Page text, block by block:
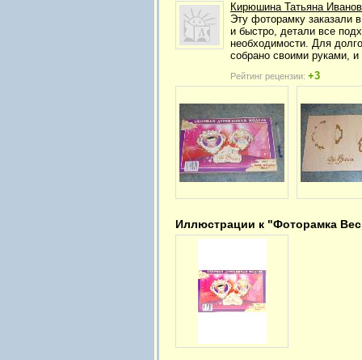
Кирюшина Татьяна
Эту фоторамку заказали
и быстро, детали все
необходимости. Для
собрано своими руками,
Рейтинг рецензии: +3
Иллюстрации к "Фоторамка